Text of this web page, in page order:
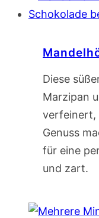
Diese
Marzipan
verfeinert,
Genuss
für eine
und zart.